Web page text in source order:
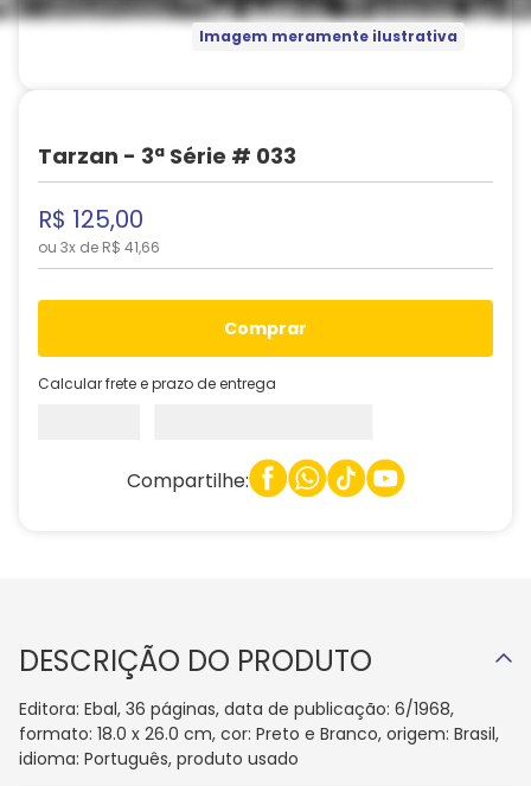
Imagem meramente ilustrativa
Tarzan - 3ª Série # 033
R$ 125,00
ou 3x de R$ 41,66
comprar
Calcular frete e prazo de entrega
Compartilhe:
DESCRIÇÃO DO PRODUTO
Editora: Ebal, 36 páginas, data de publicação: 6/1968,
formato: 18.0 x 26.0 cm, cor: Preto e Branco, origem: Brasil,
idioma: Português, produto usado